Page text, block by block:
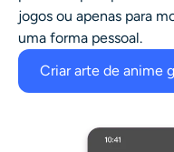
jogos ou apenas para
uma forma pessoal.
Criar arte de anime